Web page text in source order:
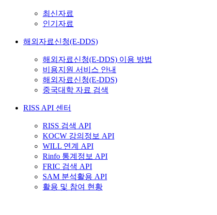
최신자료
인기자료
해외자료신청(E-DDS)
해외자료신청(E-DDS) 이용 방법
비용지원 서비스 안내
해외자료신청(E-DDS)
중국대학 자료 검색
RISS API 센터
RISS 검색 API
KOCW 강의정보 API
WILL 연계 API
Rinfo 통계정보 API
FRIC 검색 API
SAM 분석활용 API
활용 및 참여 현황